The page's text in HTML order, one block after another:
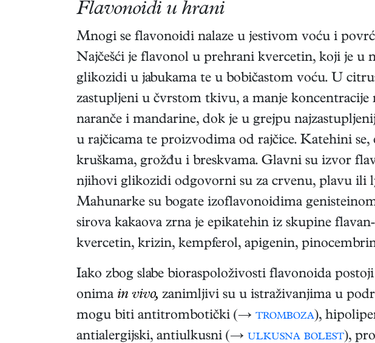
Flavonoidi u hrani
Mnogi se flavonoidi nalaze u jestivom voću i
Najčešći je flavonol u prehrani kvercetin, koji je u
glikozidi u jabukama te u bobičastom voću. U
zastupljeni u čvrstom tkivu, a manje
naranče i mandarine, dok je u grejpu
u rajčicama te proizvodima od rajčice. Katehini
kruškama, grožđu i breskvama. Glavni su izvor
njihovi glikozidi odgovorni su za crvenu, plavu ili
Mahunarke su bogate izoflavonoidima
sirova kakaova zrna je epikatehin iz skupine
kvercetin, krizin, kempferol, apigenin,
Iako zbog slabe bioraspoloživosti flavonoida
onima in vivo, zanimljivi su u istraživanjima u
mogu biti antitrombotički (→ tromboza),
antialergijski, antiulkusni (→ ulkusna bolest),